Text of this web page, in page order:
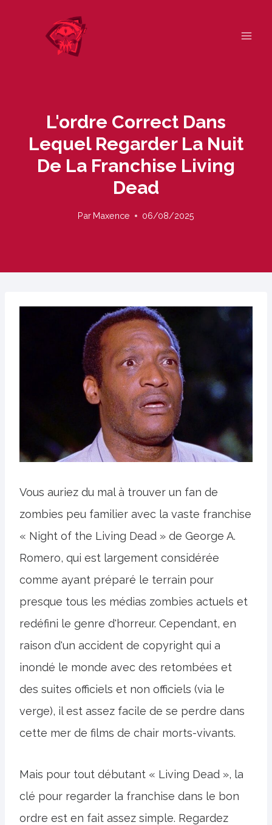
L'ordre Correct Dans
Lequel Regarder La Nuit
De La Franchise Living
Dead
Par Maxence 06/08/2025
Vous auriez du mal à trouver un fan de
zombies peu familier avec la vaste franchise
« Night of the Living Dead » de George A.
Romero, qui est largement considérée
comme ayant préparé le terrain pour
presque tous les médias zombies actuels et
redéfini le genre d'horreur. Cependant, en
raison d'un accident de copyright qui a
inondé le monde avec des retombées et
des suites officiels et non officiels (via le
verge), il est assez facile de se perdre dans
cette mer de films de chair morts-vivants.
Mais pour tout débutant « Living Dead », la
clé pour regarder la franchise dans le bon
ordre est en fait assez simple. Regardez